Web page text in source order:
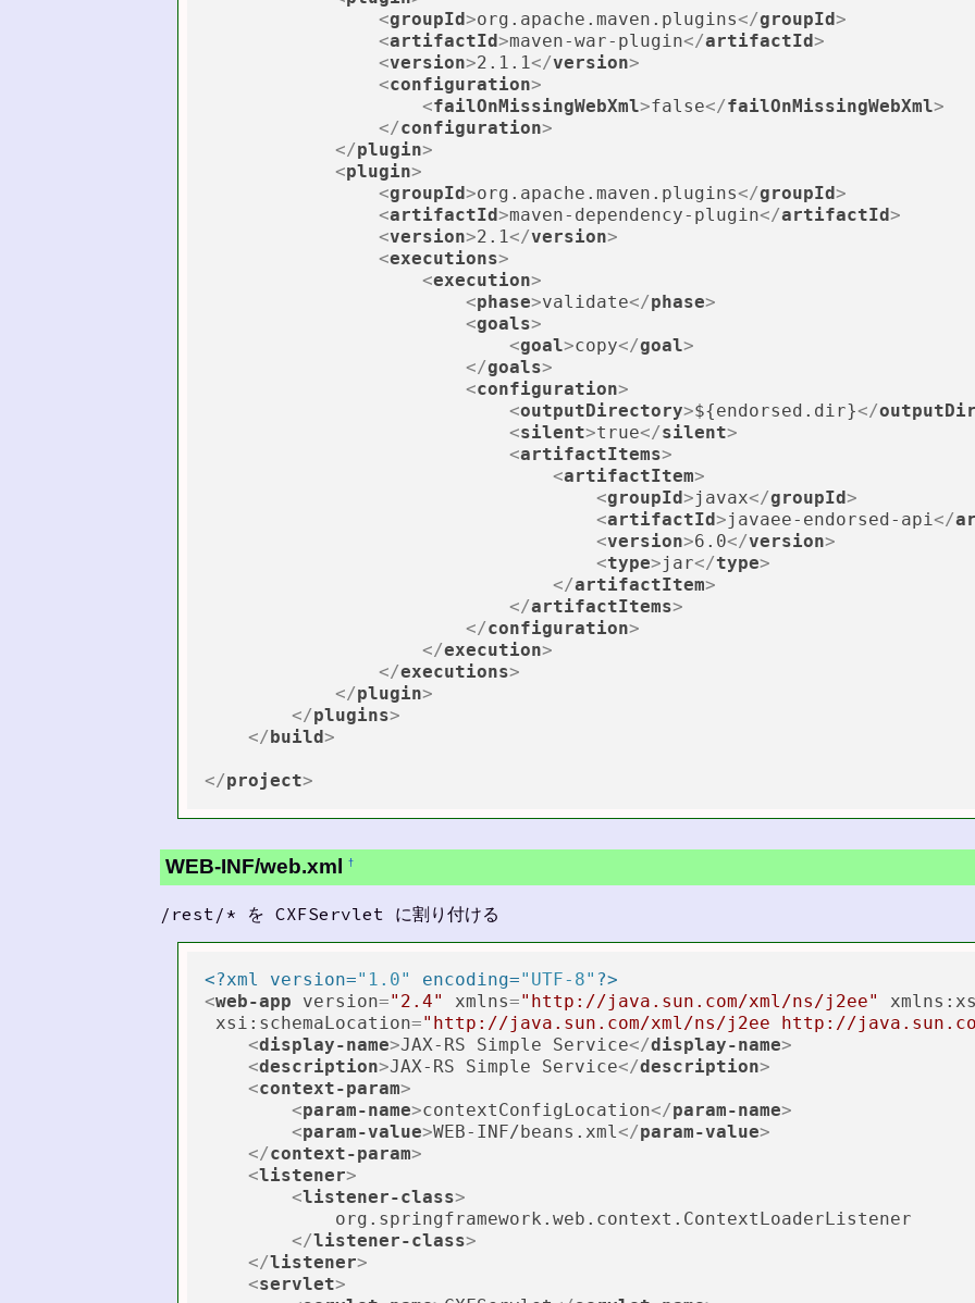
<groupId>org.apache.maven.plugins</groupId>
<artifactId>maven-war-plugin</artifactId>
<version>2.1.1 </version>
<configuration>
<failOnMissingWebXml>false</failOnMissingWebXml>
</configuration>
</plugin>
<plugin>
<groupId>org.apache.maven.plugins</groupId>
<artifactId>maven-dependency-plugin</artifactId>
<version>2.1 </version>
<executions>
<execution>
<phase>validate</phase>
<goals>
<goal>copy</goal>
</goals>
<configuration>
<outputDirectory>${endorsed.dir}</
<silent>true</silent>
<artifactItems>
<artifactItem>
<groupId>javax</groupId>
<artifactId>javaee-endorsed-api </
<version>6.0</version>
<type>jar</type>
</artifactItem>
</artifactItems>
</configuration>
</execution>
</executions>
</plugin>
</plugins>
</build>
</project>
WEB-INF/web.xml†
/rest/* を CXFServlet に割り付ける
<?xml version="1.0" encoding="UTF-8" ?>
<web-app version="2.4" xmlns="http://java.sun.com/xml/ns/j2ee"
xsi:schemaLocation="http://java.sun.com/xml/ns/j2ee http://
<display-name>JAX-RS Simple Service</display-name>
<description>JAX-RS Simple Service</description>
<context-param>
<param-name>contextConfigLocation</param-name>
<param-value>WEB-INF/beans.xml</param-value>
</context-param>
<listener>
<listener-class>
            org.springframework.web.context.ContextLoaderListener
</listener-class>
</listener>
<servlet>